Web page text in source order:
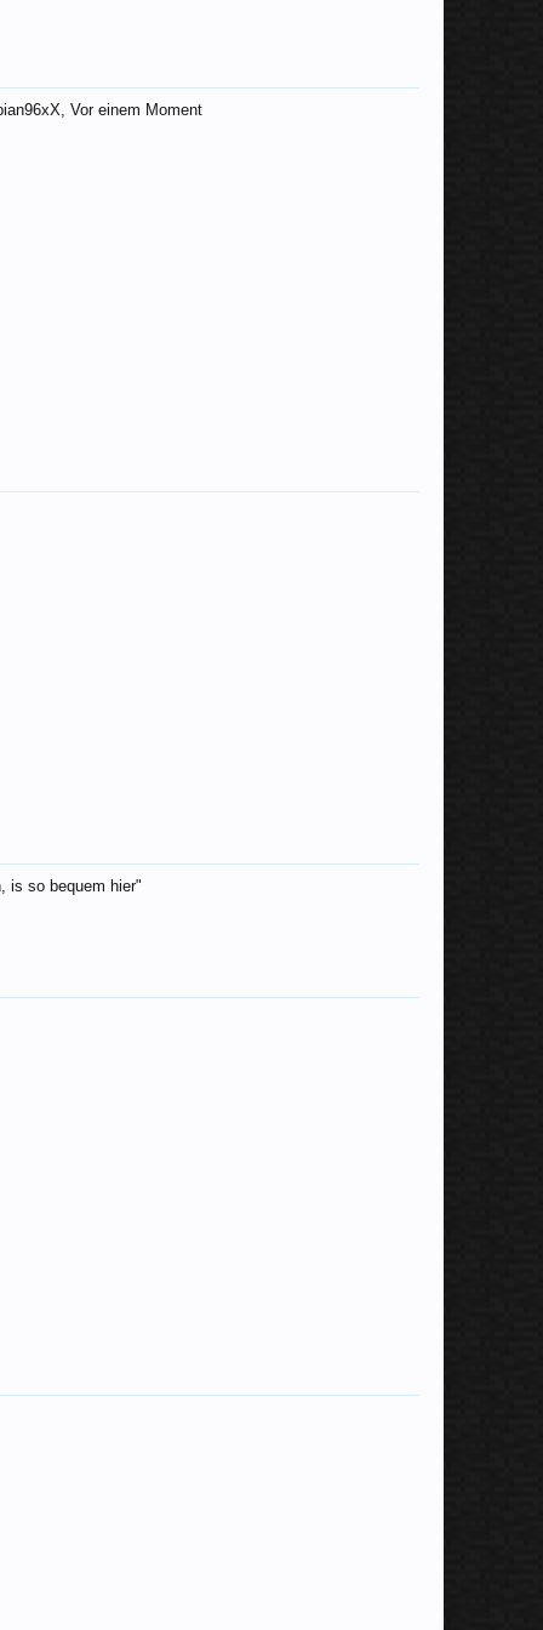
Vor einem Moment
is so bequem hier"